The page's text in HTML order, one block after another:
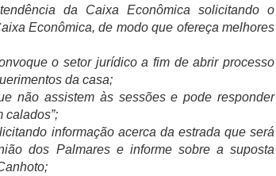
da Caixa Econômica solicitando o
Econômica, de modo que ofereça melhores
o setor jurídico a fim de abrir processo
da casa;
não assistem às sessões e pode responder
calados”;
informação acerca da estrada que será
dos Palmares e informe sobre a suposta